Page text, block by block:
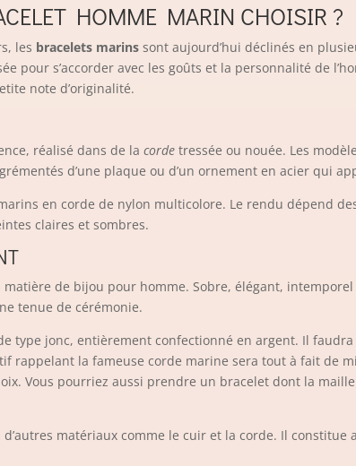
HOMME MARIN CHOISIR ?
les bracelets marins sont aujourd’hui déclinés en
pour s’accorder avec les goûts et la personnalité de
note d’originalité.
réalisé dans de lacorde tressée ou nouée. Les
d’une plaque ou d’un ornement en acier qui
en corde de nylon multicolore. Le rendu dépend
claires et sombres.
matière de bijou pour homme. Sobre, élégant,
tenue de cérémonie.
type jonc, entièrement confectionné en argent. Il
rappelant la fameuse corde marine sera tout à fait de
Vous pourriez aussi prendre un bracelet dont la
d’autres matériaux comme le cuir et la corde. Il